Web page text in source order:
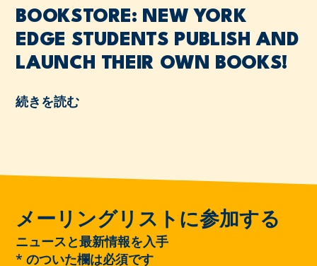
BOOKSTORE: NEW YORK
EDGE STUDENTS PUBLISH AND
LAUNCH THEIR OWN BOOKS!
続きを読む
メーリングリストに参加する
ニュースと最新情報を入手
* のついた欄は必須です